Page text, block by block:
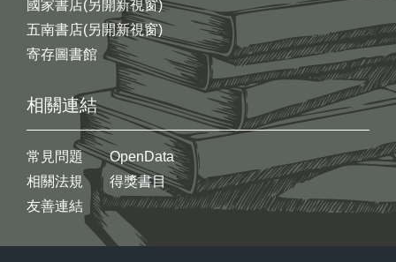
國家書店(另開新視窗)
五南書店(另開新視窗)
寄存圖書館
相關連結
常見問題
相關法規
友善連結
OpenData
得獎書目